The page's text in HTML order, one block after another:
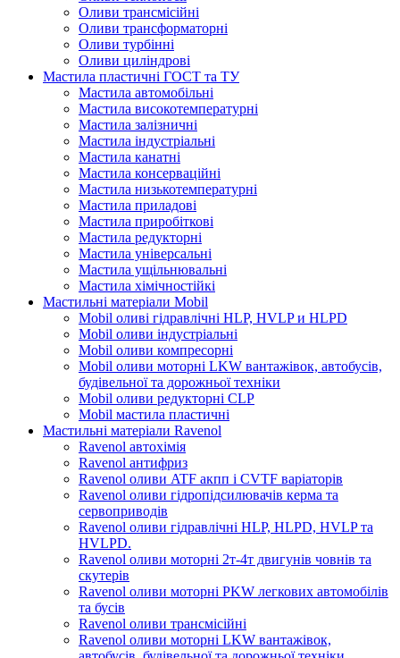
Оливи трансмісійні
Оливи трансформаторні
Оливи турбінні
Оливи циліндрові
Мастила пластичні ГОСТ та ТУ
Мастила автомобільні
Мастила високотемпературні
Мастила залізничні
Мастила індустріальні
Мастила канатні
Мастила консерваційні
Мастила низькотемпературні
Мастила приладові
Мастила приробіткові
Мастила редукторні
Мастила універсальні
Мастила ущільнювальні
Мастила хімічностійкі
Мастильні матеріали Mobil
Mobil оливі гідравлічні HLP, HVLP и HLPD
Mobil оливи індустріальні
Mobil оливи компресорні
Mobil оливи моторні LKW вантажівок, автобусів,
будівельної та дорожньої техніки
Mobil оливи редукторні CLP
Mobil мастила пластичні
Мастильні матеріали Ravenol
Ravenol автохімія
Ravenol антифриз
Ravenol оливи ATF акпп і CVTF варіаторів
Ravenol оливи гідропідсилювачів керма та
сервоприводів
Ravenol оливи гідравлічні HLP, HLPD, HVLP та
HVLPD.
Ravenol оливи моторні 2т-4т двигунів човнів та
скутерів
Ravenol оливи моторні PKW легкових автомобілів
та бусів
Ravenol оливи трансмісійні
Ravenol оливи моторні LKW вантажівок,